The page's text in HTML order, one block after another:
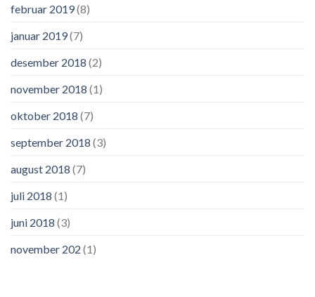
februar 2019(8)
januar 2019(7)
desember 2018 (2)
november 2018 (1)
oktober 2018 (7)
september 2018 (3)
august 2018 (7)
juli 2018 (1)
juni 2018 (3)
november 202 (1)